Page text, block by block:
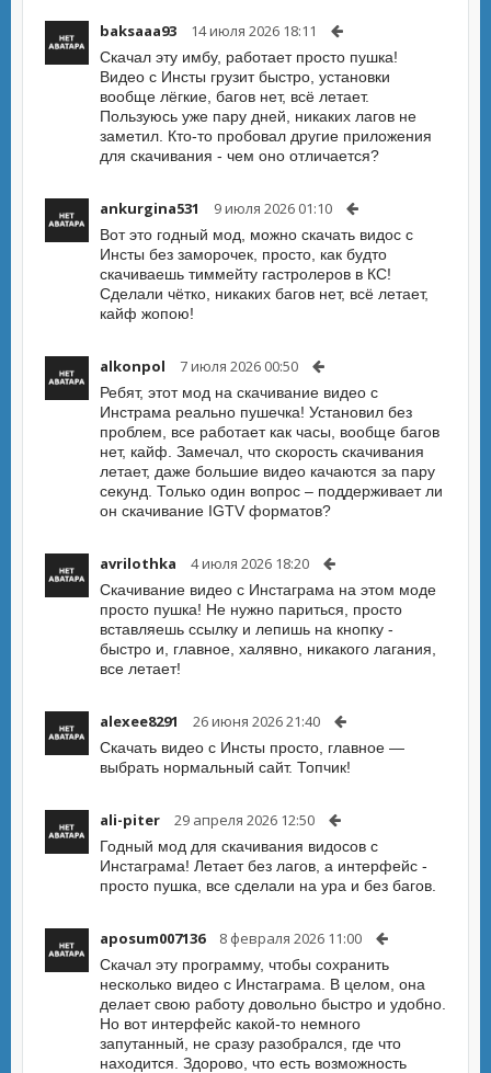
baksaaa93 14 июля 2026 18:11
Скачал эту имбу, работает просто пушка!
Видео с Инсты грузит быстро, установки
вообще лёгкие, багов нет, всё летает.
Пользуюсь уже пару дней, никаких лагов не
заметил. Кто-то пробовал другие приложения
для скачивания - чем оно отличается?
ankurgina531 9 июля 2026 01:10
Вот это годный мод, можно скачать видос с
Инсты без заморочек, просто, как будто
скачиваешь тиммейту гастролеров в КС!
Сделали чётко, никаких багов нет, всё летает,
кайф жопою!
alkonpol 7 июля 2026 00:50
Ребят, этот мод на скачивание видео с
Инстрама реально пушечка! Установил без
проблем, все работает как часы, вообще багов
нет, кайф. Замечал, что скорость скачивания
летает, даже большие видео качаются за пару
секунд. Только один вопрос – поддерживает ли
он скачивание IGTV форматов?
avrilothka 4 июля 2026 18:20
Скачивание видео с Инстаграма на этом моде
просто пушка! Не нужно париться, просто
вставляешь ссылку и лепишь на кнопку -
быстро и, главное, халявно, никакого лагания,
все летает!
alexee8291 26 июня 2026 21:40
Скачать видео с Инсты просто, главное —
выбрать нормальный сайт. Топчик!
ali-piter 29 апреля 2026 12:50
Годный мод для скачивания видосов с
Инстаграма! Летает без лагов, а интерфейс -
просто пушка, все сделали на ура и без багов.
aposum007136 8 февраля 2026 11:00
Скачал эту программу, чтобы сохранить
несколько видео с Инстаграма. В целом, она
делает свою работу довольно быстро и удобно.
Но вот интерфейс какой-то немного
запутанный, не сразу разобрался, где что
находится. Здорово, что есть возможность